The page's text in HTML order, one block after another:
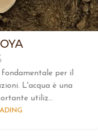
per il
L'acqua è una
utiliz...